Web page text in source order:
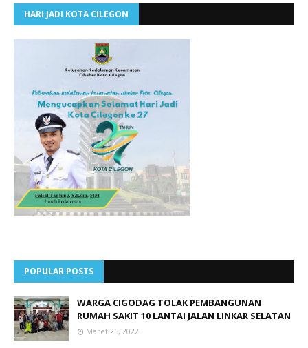
HARI JADI KOTA CILEGON
POPULAR POSTS
WARGA CIGODAG TOLAK PEMBANGUNAN
RUMAH SAKIT 10 LANTAI JALAN LINKAR SELATAN
Maret 25, 2022